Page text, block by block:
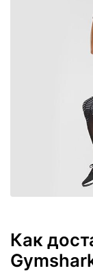
Как